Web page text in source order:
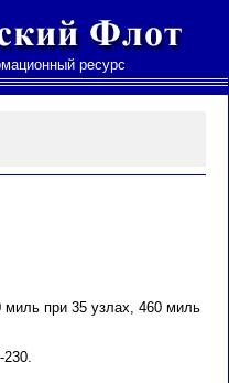
ресурс
миль при 35 узлах, 460 миль
230.